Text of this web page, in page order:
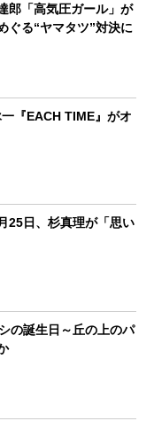
郎「高気圧ガール」が
ぐる“ヤマタツ”対決に
『EACH TIME』がオ
25日、杉真理が「思い
の誕生日～丘の上のパ